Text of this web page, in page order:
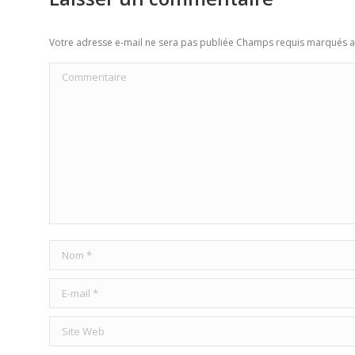
Votre adresse e-mail ne sera pas publiée Champs requis marqués
Commentaire
Nom *
E-mail *
Site Web